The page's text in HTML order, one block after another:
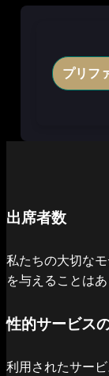
プリフ
出席者数
私たちの大切な
を与えることは
性的サービス
利用されたサー